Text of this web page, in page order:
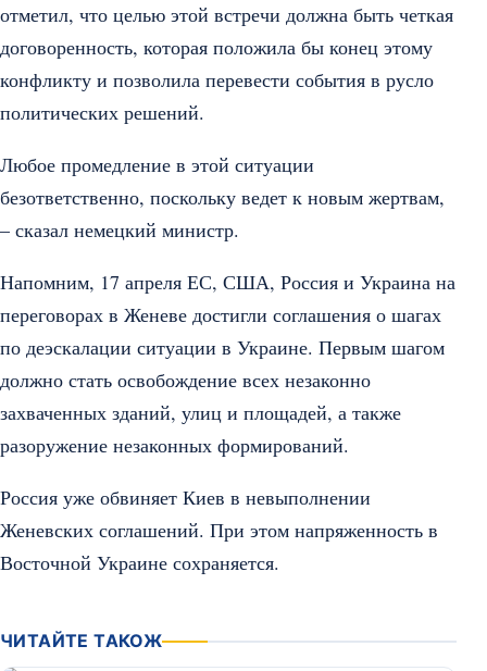
отметил, что целью этой встречи должна быть четкая
договоренность, которая положила бы конец этому
конфликту и позволила перевести события в русло
политических решений.
Любое промедление в этой ситуации
безответственно, поскольку ведет к новым жертвам,
– сказал немецкий министр.
Напомним, 17 апреля ЕС, США, Россия и Украина на
переговорах в Женеве достигли соглашения о шагах
по деэскалации ситуации в Украине. Первым шагом
должно стать освобождение всех незаконно
захваченных зданий, улиц и площадей, а также
разоружение незаконных формирований.
Россия уже обвиняет Киев в невыполнении
Женевских соглашений. При этом напряженность в
Восточной Украине сохраняется.
ЧИТАЙТЕ ТАКОЖ